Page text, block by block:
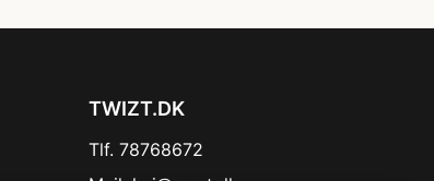
TWIZT.DK
Tlf. 78768672